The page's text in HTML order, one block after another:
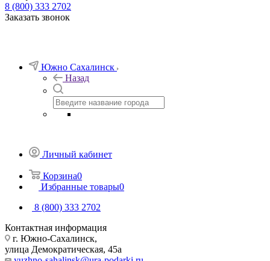
8 (800) 333 2702
Заказать звонок
Южно Сахалинск
Назад
Личный кабинет
Корзина0
Избранные товары0
8 (800) 333 2702
Контактная информация
г. Южно-Сахалинск,
улица Демократическая, 45а